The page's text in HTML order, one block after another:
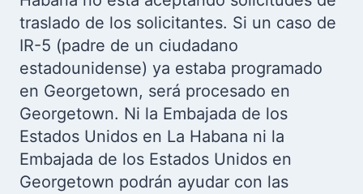
traslado de los solicitantes. Si un caso de
IR-5 (padre de un ciudadano
estadounidense) ya estaba programado
en Georgetown, será procesado en
Georgetown. Ni la Embajada de los
Estados Unidos en La Habana ni la
Embajada de los Estados Unidos en
Georgetown podrán ayudar con las